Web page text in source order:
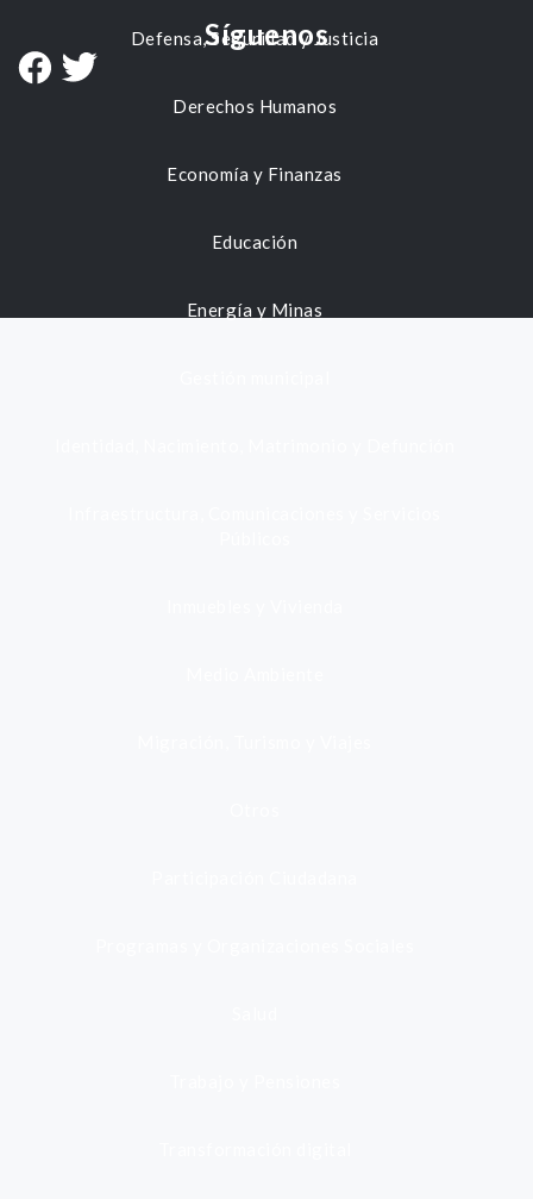
Defensa, Seguridad y Justicia
Derechos Humanos
Economía y Finanzas
Educación
Energía y Minas
Síguenos